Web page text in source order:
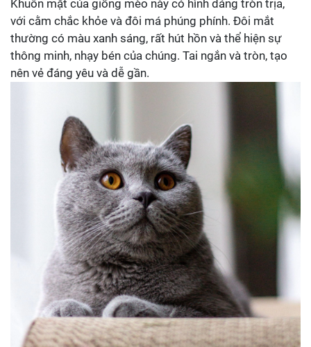
Khuôn mặt của giống mèo này có hình dáng tròn trịa,
với cằm chắc khỏe và đôi má phúng phính. Đôi mắt
thường có màu xanh sáng, rất hút hồn và thể hiện sự
thông minh, nhạy bén của chúng. Tai ngắn và tròn, tạo
nên vẻ đáng yêu và dễ gần.